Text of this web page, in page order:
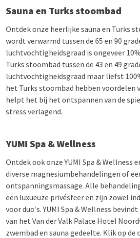
Sauna en Turks stoombad
Ontdek onze heerlijke sauna en Turks
wordt verwarmd tussen de 65 en 90
luchtvochtigheidsgraad is ongeveer
Turks stoombad tussen de 43 en 49
luchtvochtigheidsgraad maar liefst
het Turks stoombad hebben voordelen
helpt het bij het ontspannen van de
stress verlagend.
YUMI Spa & Wellness
Ontdek ook onze YUMI Spa & Wellness
diverse magnesiumbehandelingen of
ontspanningsmassage. Alle
een luxueuze privésfeer en zijn zowel
voor duo's. YUMI Spa & Wellness
van het Van der Valk Palace Hotel
zwembad en sauna gedeelte. Klik op de